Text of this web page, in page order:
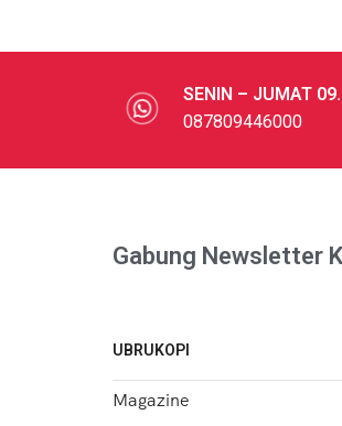
SENIN – JUMAT
087809446000
Gabung Newsletter
UBRUKOPI
Magazine